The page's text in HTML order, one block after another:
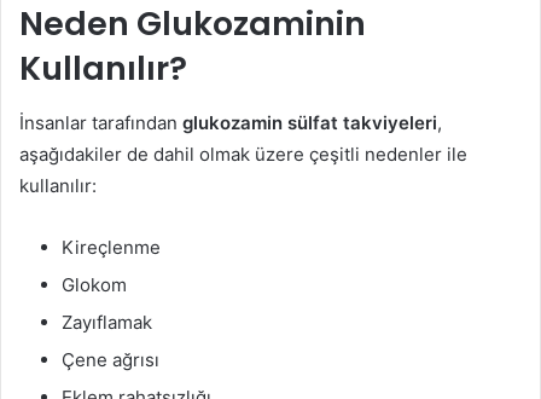
Neden Glukozaminin
Kullanılır?
İnsanlar tarafından glukozamin sülfat takviyeleri,
aşağıdakiler de dahil olmak üzere çeşitli nedenler ile
kullanılır:
Kireçlenme
Glokom
Zayıflamak
Çene ağrısı